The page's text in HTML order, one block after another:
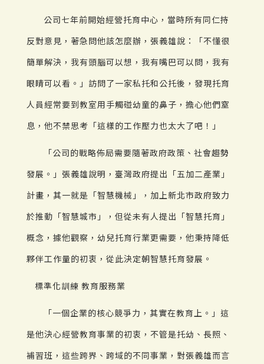
公司七年前開始經營托育中心，當時所有同仁持
反對意見，著急問他該怎麼辦，張義雄說：「不懂很
簡單解決，我有頭腦可以想，我有嘴巴可以問，我有
眼睛可以看。」訪問了一家私托和公托後，發現托育
人員經常要到教室用手觸碰幼童的鼻子，擔心他們窒
息，他不禁思考「這樣的工作壓力也太大了吧！」
「公司的戰略佈局需要隨著政府政策、社會趨勢
發展。」張義雄說明，臺灣政府提出「五加二產業」
計畫，其一就是「智慧機械」，加上新北市政府致力
於推動「智慧城市」，但從未有人提出「智慧托育」
概念，據他觀察，幼兒托育行業更需要，他秉持降低
夥伴工作量的初衷，從此決定朝智慧托育發展。
標準化訓練 教育服務業
「一個企業的核心競爭力，其實在教育上。」這
是他決心經營教育事業的初衷，不管是托幼、長照、
補習班，這些跨界、跨域的不同事業，對張義雄而言